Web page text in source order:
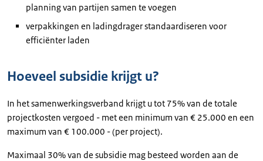
planning van partijen samen te voegen
verpakkingen en ladingdrager standaardiseren voor
efficiënter laden
Hoeveel subsidie krijgt u?
In het samenwerkingsverband krijgt u tot 75% van de totale
projectkosten vergoed - met een minimum van € 25.000 en een
maximum van € 100.000 - (per project).
Maximaal 30% van de subsidie mag besteed worden aan de